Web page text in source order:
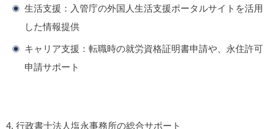
生活支援 ：入管庁の外国人生活支援ポータルサイトを活用
した情報提供
キャリア支援 ：転職時の就労資格証明書申請や、永住許可
申請サポート
4. 行政書士法人塩永事務所の総合サポート